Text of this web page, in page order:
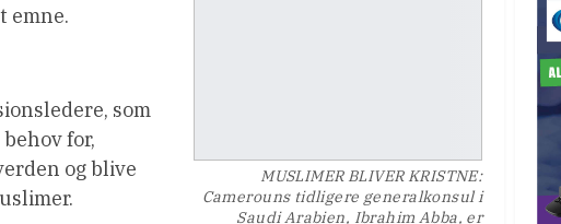
MUSLIMER BLIVER KRISTNE:
Camerouns tidligere generalkonsul i
Saudi Arabien, Ibrahim Abba, er
emne.
som
for,
og blive